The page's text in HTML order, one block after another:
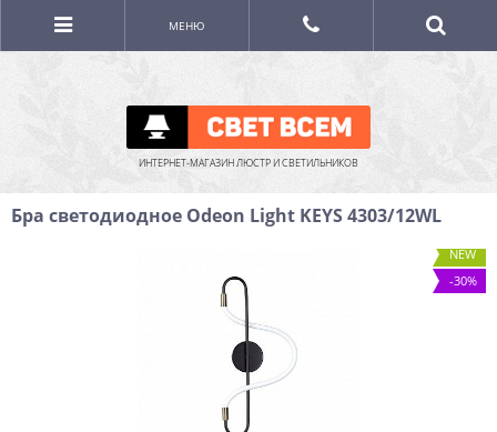
ИНТЕРНЕТ-МАГАЗИН ЛЮСТР И СВЕТИЛЬНИКОВ
МЕНЮ
Бра светодиодное Odeon Light KEYS 4303/12WL
NEW
-30%